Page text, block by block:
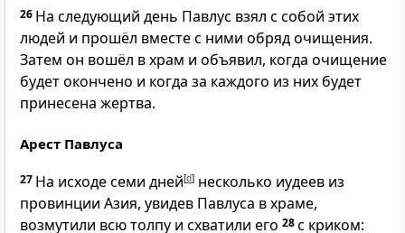
26 На следующий день Павлус взял с собой этих
людей и прошёл вместе с ними обряд очищения.
Затем он вошёл в храм и объявил, когда очищение
будет окончено и когда за каждого из них будет
принесена жертва.
Арест Павлуса
27 На исходе семи дней[d] несколько иудеев из
провинции Азия, увидев Павлуса в храме,
возмутили всю толпу и схватили его 28с криком: